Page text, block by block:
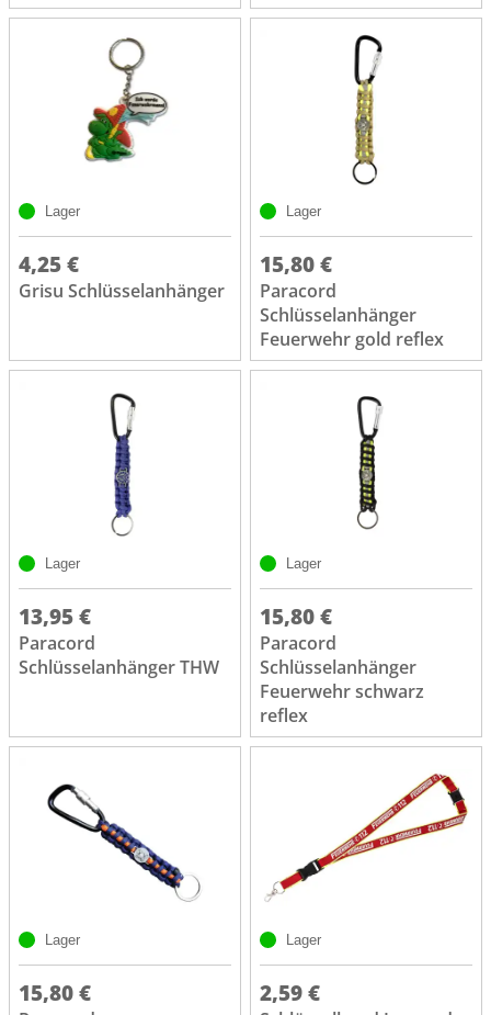
Lager
4,25 €
Grisu Schlüsselanhänger
Lager
15,80 €
Paracord
Schlüsselanhänger
Feuerwehr gold reflex
Lager
13,95 €
Paracord
Schlüsselanhänger THW
Lager
15,80 €
Paracord
Schlüsselanhänger
Feuerwehr schwarz
reflex
Lager
15,80 €
Lager
2,59 €